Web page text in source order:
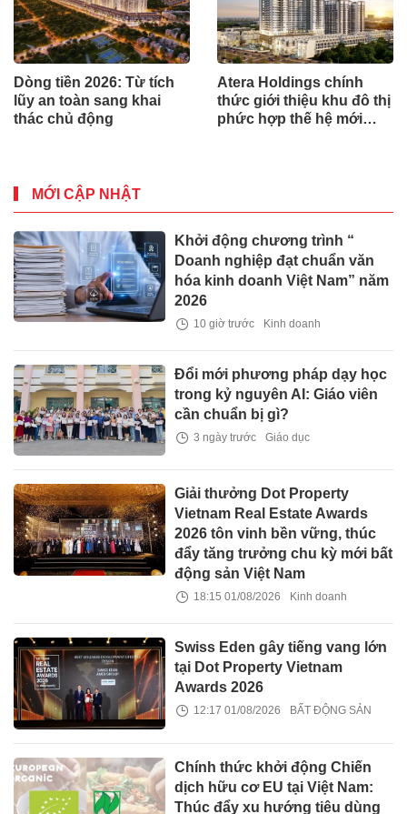
Dòng tiền 2026: Từ tích
lũy an toàn sang khai
thác chủ động
Atera Holdings chính
thức giới thiệu khu đô thị
phức hợp thế hệ mới
MỚI CẬP NHẬT
Khởi động chương trình “
Doanh nghiệp đạt chuẩn văn
hóa kinh doanh Việt Nam” năm
2026
10 giờ trước Kinh doanh
Đổi mới phương pháp dạy học
trong kỷ nguyên AI: Giáo viên
cần chuẩn bị gì?
3 ngày trước Giáo dục
Giải thưởng Dot Property
Vietnam Real Estate Awards
2026 tôn vinh bền vững, thúc
đẩy tăng trưởng chu kỳ mới bất
động sản Việt Nam
18:15 01/08/2026 Kinh doanh
Swiss Eden gây tiếng vang lớn
tại Dot Property Vietnam
Awards 2026
12:17 01/08/2026 BẤT ĐỘNG SẢN
Chính thức khởi động Chiến
dịch hữu cơ EU tại Việt Nam:
Thúc đẩy xu hướng tiêu dùng